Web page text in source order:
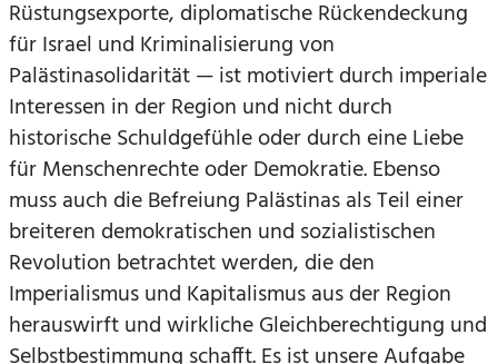
Rüstungsexporte, diplomatische Rückendeckung
für Israel und Kriminalisierung von
Palästinasolidarität — ist motiviert durch imperiale
Interessen in der Region und nicht durch
historische Schuldgefühle oder durch eine Liebe
für Menschenrechte oder Demokratie. Ebenso
muss auch die Befreiung Palästinas als Teil einer
breiteren demokratischen und sozialistischen
Revolution betrachtet werden, die den
Imperialismus und Kapitalismus aus der Region
herauswirft und wirkliche Gleichberechtigung und